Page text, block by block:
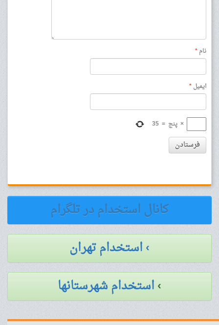
نام*
ایمیل*
× پنج =
35
فرستادن
کانال استخدام در تلگرام
› استخدام تهران
›استخدام شهرستانها